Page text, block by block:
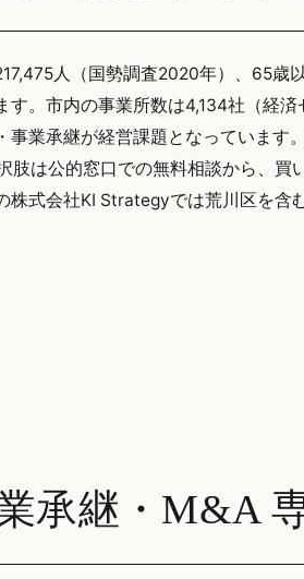
人（国勢調査2020年）、65歳
す。市内の事業所数は4,134社（経
事業承継が経営課題となっていま
肢は公的窓口での無料相談から、
株式会社KI Strategyでは荒川区を
承継・M&A